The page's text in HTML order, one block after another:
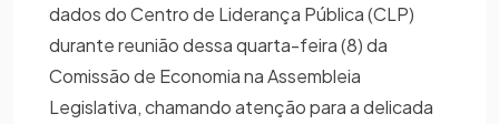
dados do Centro de Liderança Pública (CLP)
durante reunião dessa quarta-feira (8) da
Comissão de Economia na Assembleia
Legislativa, chamando atenção para a delicada